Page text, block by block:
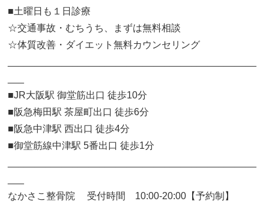
■土曜日も１日診療
☆交通事故・むちうち、まずは無料相談
☆体質改善・ダイエット無料カウンセリング
■JR大阪駅 御堂筋出口 徒歩10分
■阪急梅田駅 茶屋町出口 徒歩6分
■阪急中津駅 西出口 徒歩4分
■御堂筋線中津駅 5番出口 徒歩1分
なかさこ整骨院 受付時間 10:00-20:00【予約制】